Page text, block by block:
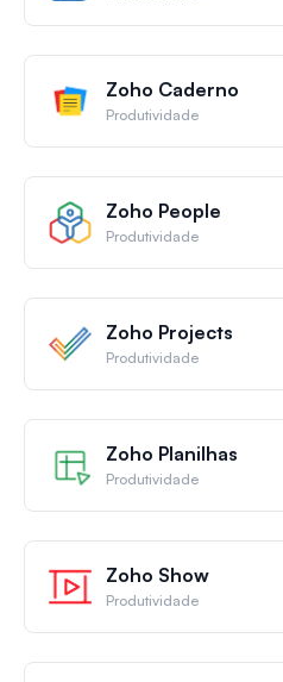
Zoho Caderno
Produtividade
Zoho People
Produtividade
Zoho Projects
Produtividade
Zoho Planilhas
Produtividade
Zoho Show
Produtividade